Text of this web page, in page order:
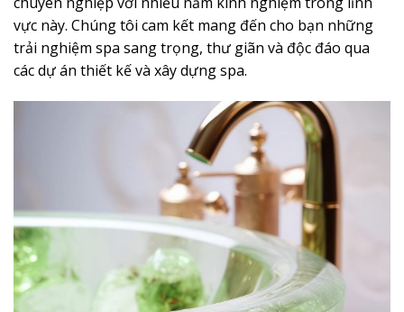
vực này. Chúng tôi cam kết mang đến cho bạn những
trải nghiệm spa sang trọng, thư giãn và độc đáo qua
các dự án thiết kế và xây dựng spa.